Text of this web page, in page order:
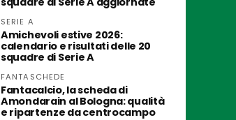
SERIE A
Amichevoli estive 2026:
calendario e risultati delle 20
squadre di Serie A
FANTASCHEDE
Fantacalcio, la scheda di
Amondarain al Bologna: qualità
e ripartenze da centrocampo